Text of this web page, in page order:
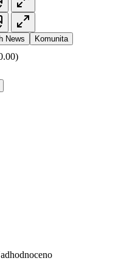
News Komunita